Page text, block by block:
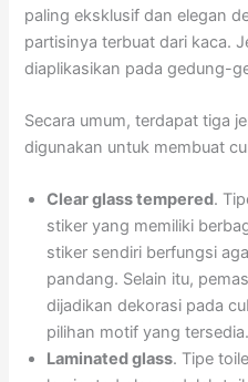
paling eksklusif dan elegan
partisinya terbuat dari kaca.
diaplikasikan pada gedung-
Secara umum, terdapat tiga
digunakan untuk membuat
Clear glass tempered.
stiker yang memiliki
stiker sendiri berfungsi
pandang. Selain itu,
dijadikan dekorasi pada
pilihan motif yang tersedia.
Laminated glass. Tipe